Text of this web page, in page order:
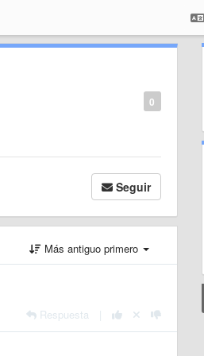
0
Seguir
Más antiguo primero
Respuesta